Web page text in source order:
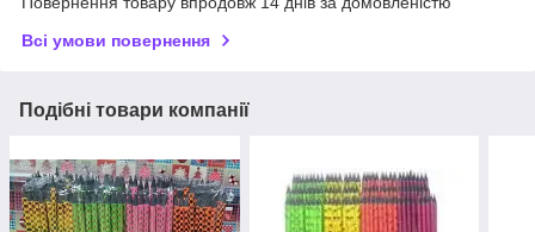
Всі умови повернення
Подібні товари компанії